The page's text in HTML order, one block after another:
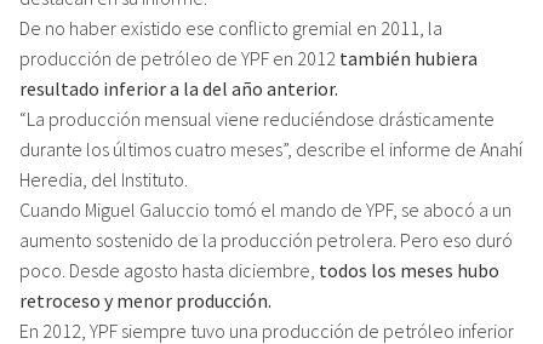
De no haber existido ese conflicto gremial en 2011, la
producción de petróleo de YPF en 2012 también hubiera
resultado inferior a la del año anterior.
“La producción mensual viene reduciéndose drásticamente
durante los últimos cuatro meses”, describe el informe de Anahí
Heredia, del Instituto.
Cuando Miguel Galuccio tomó el mando de YPF, se abocó a un
aumento sostenido de la producción petrolera. Pero eso duró
poco. Desde agosto hasta diciembre, todos los meses hubo
retroceso y menor producción.
En 2012, YPF siempre tuvo una producción de petróleo inferior